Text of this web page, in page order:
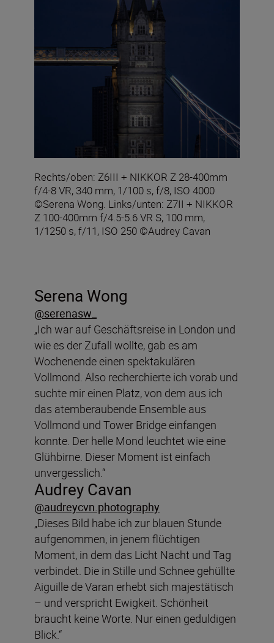
Rechts/oben: Z6III + NIKKOR Z 28-400mm
f/4-8 VR, 340 mm, 1/100 s, f/8, ISO 4000
©Serena Wong. Links/unten: Z7II + NIKKOR
Z 100-400mm f/4.5-5.6 VR S, 100 mm,
1/1250 s, f/11, ISO 250 ©Audrey Cavan
Serena Wong
@serenasw_
„Ich war auf Geschäftsreise in London und
wie es der Zufall wollte, gab es am
Wochenende einen spektakulären
Vollmond. Also recherchierte ich vorab und
suchte mir einen Platz, von dem aus ich
das atemberaubende Ensemble aus
Vollmond und Tower Bridge einfangen
konnte. Der helle Mond leuchtet wie eine
Glühbirne. Dieser Moment ist einfach
unvergesslich.“
Audrey Cavan
@audreycvn.photography
„Dieses Bild habe ich zur blauen Stunde
aufgenommen, in jenem flüchtigen
Moment, in dem das Licht Nacht und Tag
verbindet. Die in Stille und Schnee gehüllte
Aiguille de Varan erhebt sich majestätisch
– und verspricht Ewigkeit. Schönheit
braucht keine Worte. Nur einen geduldigen
Blick.“